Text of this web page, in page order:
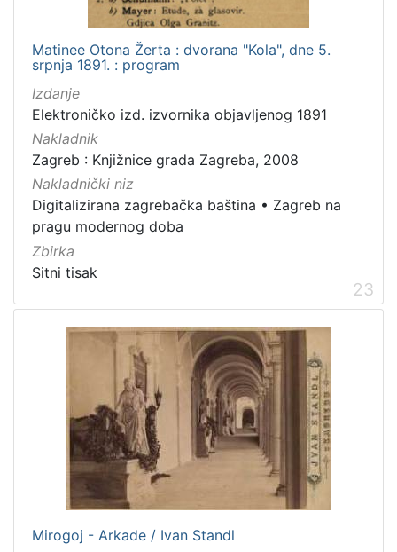
Matinee Otona Žerta : dvorana "Kola", dne 5.
srpnja 1891. : program
Izdanje
Elektroničko izd. izvornika objavljenog 1891
Nakladnik
Zagreb : Knjižnice grada Zagreba, 2008
Nakladnički niz
Digitalizirana zagrebačka baština • Zagreb na
pragu modernog doba
Zbirka
Sitni tisak
23
Mirogoj - Arkade / Ivan Standl